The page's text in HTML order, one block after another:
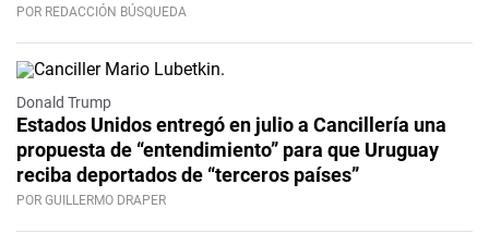
POR REDACCIÓN BÚSQUEDA
Donald Trump
Estados Unidos entregó en julio a Cancillería una
propuesta de “entendimiento” para que Uruguay
reciba deportados de “terceros países”
POR GUILLERMO DRAPER